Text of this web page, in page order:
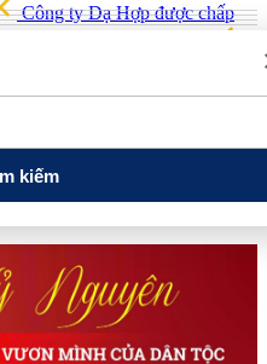
Công ty Dạ Hợp được chấp
bị bán giải chấp hơn 8 triệu cổ
khoảng 1/4 kế hoạch năm
quay đầu giảm sâu
đẩy phát triển khu kinh tế đặc
kiếm